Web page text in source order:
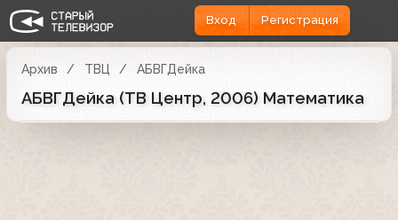
Вход Регистрация
Архив ТВЦ АБВГДейка
АБВГДейка (ТВ Центр, 2006) Математика